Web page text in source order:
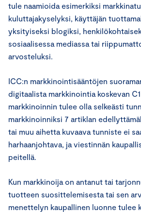
tule naamioida esimerkiksi
kuluttajakyselyksi, käyttäjän
yksityiseksi blogiksi,
sosiaalisessa mediassa tai
arvosteluksi.
ICC:n markkinointisääntöjen
digitaalista markkinointia koskevan
markkinoinnin tulee olla selkeästi
markkinoinniksi 7 artiklan
tai muu aihetta kuvaava tunniste ei
harhaanjohtava, ja viestinnän
peitellä.
Kun markkinoija on antanut tai
tuotteen suosittelemisesta tai sen
menettelyn kaupallinen luonne tulee